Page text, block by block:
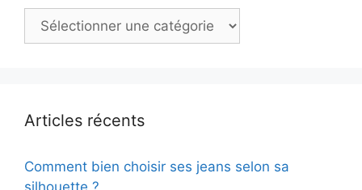
Catégories
Articles récents
Comment bien choisir ses jeans selon sa
silhouette ?